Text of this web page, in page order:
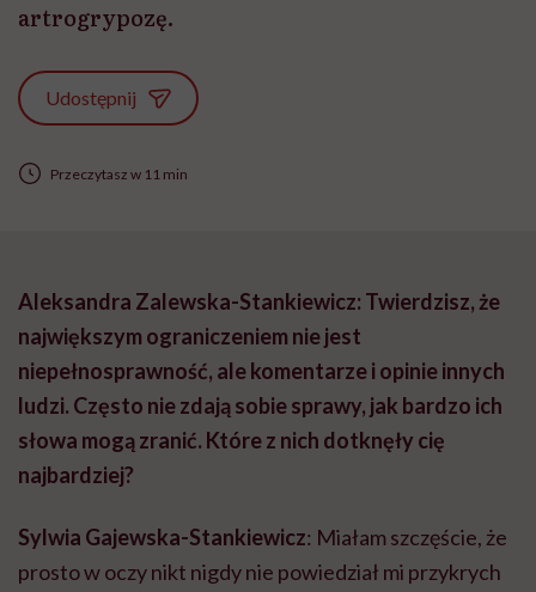
artrogrypozę.
Udostępnij
Przeczytasz w 11 min
Aleksandra Zalewska-Stankiewicz: Twierdzisz, że
największym ograniczeniem nie jest
niepełnosprawność, ale komentarze i opinie innych
ludzi. Często nie zdają sobie sprawy, jak bardzo ich
słowa mogą zranić. Które z nich dotknęły cię
najbardziej?
Sylwia Gajewska-Stankiewicz: Miałam szczęście, że
prosto w oczy nikt nigdy nie powiedział mi przykrych